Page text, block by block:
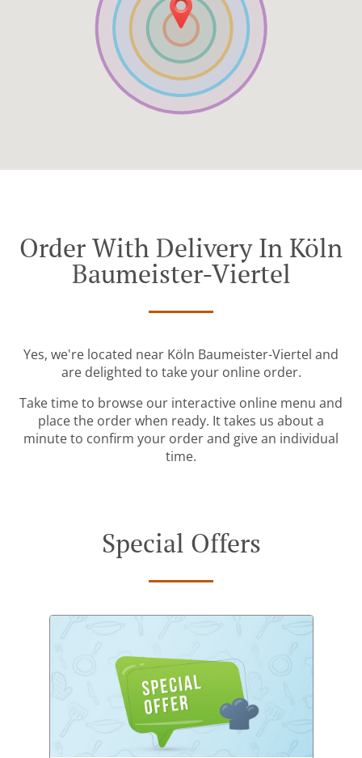
Order With Delivery In Köln
Baumeister-Viertel
Yes, we're located near Köln Baumeister-Viertel and
are delighted to take your online order.
Take time to browse our interactive online menu and
place the order when ready. It takes us about a
minute to confirm your order and give an individual
time.
Special Offers